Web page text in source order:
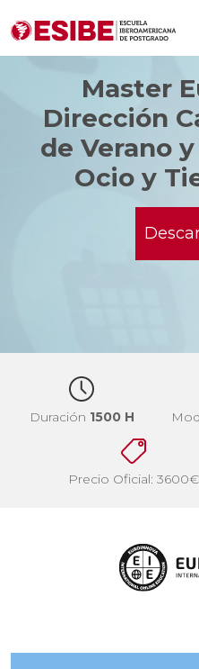
Master
Dirección
de Verano
Ocio y
Duración 1500 H
Precio Oficial: 3600€